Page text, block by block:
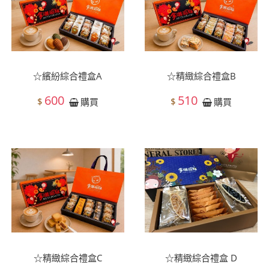
☆繽紛綜合禮盒A
$ 600 購買
☆精緻綜合禮盒B
$ 510 購買
☆精緻綜合禮盒C ☆精緻綜合禮盒 D